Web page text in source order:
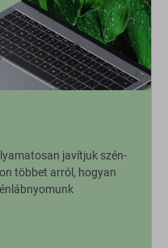
javítjuk szén-
többet arról, hogyan